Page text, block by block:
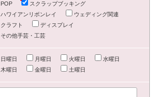
POP
スクラップブッキング
ハワイアンリボンレイ
ウェディング関連
クラフト
ディスプレイ
その他手芸・工芸
日曜日 月曜日 火曜日
水曜日
木曜日
金曜日 土曜日